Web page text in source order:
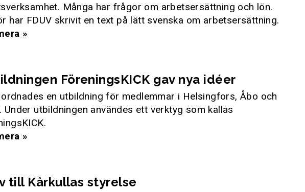
Många har frågor om arbetsersättning och lön.
har FDUV skrivit en text på lätt svenska om arbetsersättning.
»
FöreningsKICK gav nya idéer
en utbildning för medlemmar i Helsingfors, Åbo och
Under utbildningen användes ett verktyg som kallas
»
till Kårkullas styrelse